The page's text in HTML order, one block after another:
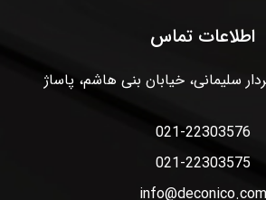
اطلاعات تماس
سلیمانی، خیابان بنی هاشم، پاساژ
021-22303576
021-22303575
info@deconico.com